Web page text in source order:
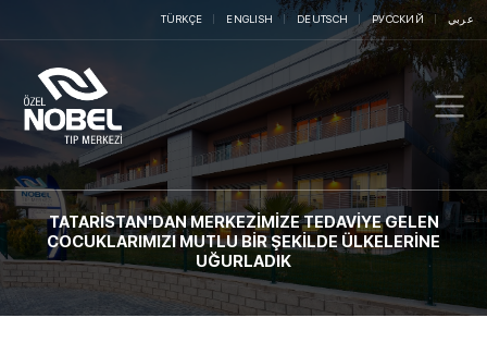
TÜRKÇE ENGLISH DEUTSCH РУССКИЙ عربي
TATARİSTAN'DAN MERKEZİMİZE TEDAVİYE GELEN
COCUKLARIMIZI MUTLU BİR ŞEKİLDE ÜLKELERİNE
UĞURLADIK